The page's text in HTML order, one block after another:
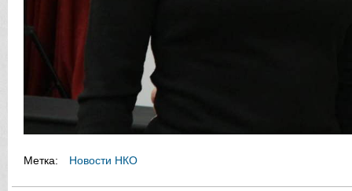
Метка: Новости НКО